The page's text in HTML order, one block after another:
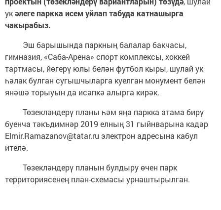
укәлеге паркка исем уйлап табуда катнашырга
чакырабыз.
Эш барышында паркның балалар бакчасы,
гимназия, «Саба-Арена» спорт комплексы, хоккей
тартмасы, йөгерү юлы белән футбол кыры, шулай ук
һәлак булган сугышчыларга куелган монумент белән
янәшә торыуын да исәпкә алырга кирәк.
Төзекләндерү планы һәм яңа паркка атама бирү
буенча тәкъдимнәр 2019 елның 31 гыйнварына кадәр
Elmir.Ramazanov@tatar.ru электрон адресына кабул
ителә.
Төзекләндерү планын булдыру өчен парк
территориясенең план-схемасы урнаштырылган.